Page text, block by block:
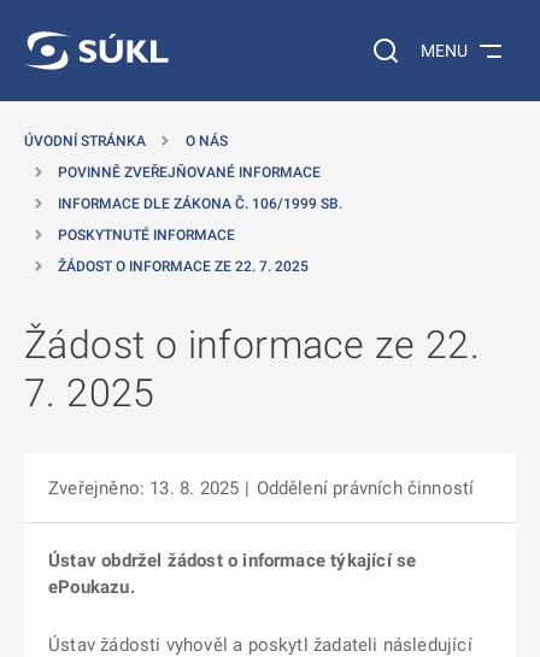
Vyhledávání na
MENU
ÚVODNÍ STRÁNKA
O NÁS
POVINNĚ ZVEŘEJŇOVANÉ INFORMACE
INFORMACE DLE ZÁKONA Č. 106/1999 SB.
POSKYTNUTÉ INFORMACE
ŽÁDOST O INFORMACE ZE 22. 7. 2025
Žádost o informace ze 22.
7. 2025
Zveřejněno: 13. 8. 2025 | Oddělení právních činností
Ústav obdržel žádost o informace týkající se
ePoukazu.
Ústav žádosti vyhověl a poskytl žadateli následující